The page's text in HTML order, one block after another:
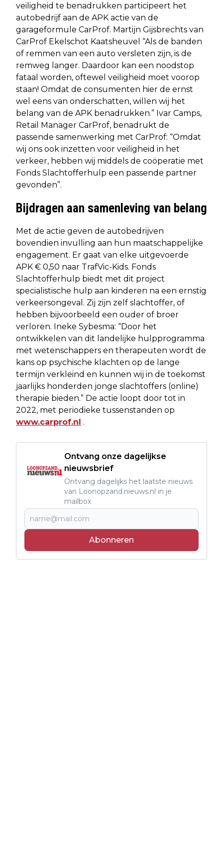
veiligheid te benadrukken participeert het
autobedrijf aan de APK actie van de
garageformule CarProf. Martijn Gijsbrechts van
CarProf Ekelschot Kaatsheuvel “Als de banden
of remmen van een auto versleten zijn, is de
remweg langer. Daardoor kan een noodstop
fataal worden, oftewel veiligheid moet voorop
staan! Omdat de consumenten hier de ernst
wel eens van onderschatten, willen wij het
belang van de APK benadrukken.” Ivar Camps,
Retail Manager CarProf, benadrukt de
passende samenwerking met CarProf: “Omdat
wij ons ook inzetten voor veiligheid in het
verkeer, hebben wij middels de coöperatie met
Fonds Slachtofferhulp een passende partner
gevonden”.
Bijdragen aan samenleving van belang
Met de actie geven de autobedrijven
bovendien invulling aan hun maatschappelijke
engagement. Er gaat van elke uitgevoerde
APK € 0,50 naar TrafVic-Kids. Fonds
Slachtofferhulp biedt met dit project
specialistische hulp aan kinderen na een ernstig
verkeersongeval. Zij zijn zelf slachtoffer, of
hebben bijvoorbeeld een ouder of broer
verloren. Ineke Sybesma: “Door het
ontwikkelen van dit landelijke hulpprogramma
met wetenschappers en therapeuten wordt de
kans op psychische klachten op de lange
termijn verkleind en kunnen wij in de toekomst
jaarlijks honderden jonge slachtoffers (online)
therapie bieden.” De actie loopt door tot in
2022, met periodieke tussenstanden op
www.carprof.nl .
Ontvang onze dagelijkse
nieuwsbrief
Ontvang dagelijks het laatste nieuws
van Loonopzand.nieuws.nl in je
mailbox
Abonneren